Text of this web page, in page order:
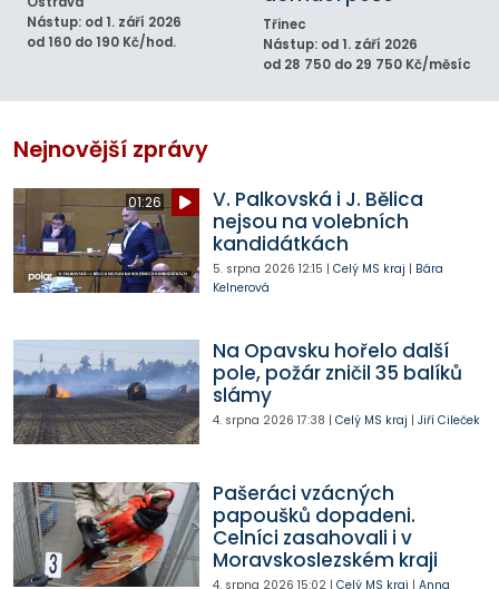
Nástup: od 1. září 2026
od 160 do 190 Kč/hod.
Třinec
Nástup: od 1. září 2026
od 28 750 do 29 750 Kč/měsíc
Nejnovější zprávy
01:26
V. Palkovská i J. Bělica
nejsou na volebních
kandidátkách
5. srpna 2026 12:15 | Celý MS kraj | Bára
Kelnerová
Na Opavsku hořelo další
pole, požár zničil 35 balíků
slámy
4. srpna 2026 17:38 | Celý MS kraj | Jiří Cileček
Pašeráci vzácných
papoušků dopadeni.
Celníci zasahovali i v
Moravskoslezském kraji
4. srpna 2026 15:02| Celý MS kraj | Anna